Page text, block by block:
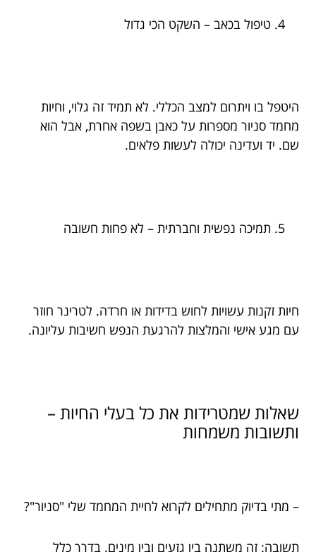
טיפול בכאב – השקט הכי גדול
היטפל בו ויתרום למצב הכללי. לא תמיד זה גלוי, וחיות
מחמד סניור מספרות על כאבן בשפה אחרת, אבל הוא
שם. יד ועדינה יכולה לעשות פלאים.
תמיכה נפשית וחברתית – לא פחות חשובה
חיות זקנות עשויות לחוש בדידות או חרדה. לטרינר חוזר
עם מגע אישי והמלצות להרגעת הנפש חשיבות עליונה.
שאלות שמטרידות את כל בעלי החיות –
ותשובות משמחות
– מתי בדיוק מתחילים לקרוא לחיית המחמד שלי "סניור"?
תשובה: זה משתנה בין גזעים ובין מינים. בדרך כלל